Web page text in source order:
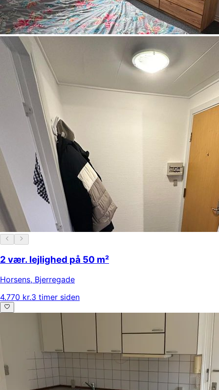
2 vær. lejlighed på 50 m²
Horsens, Bjerregade
4.770 kr.3 timer siden